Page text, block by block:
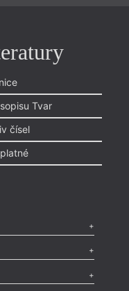
Tvar
čísel
soutěž,